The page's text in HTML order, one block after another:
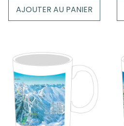
AJOUTER AU PANIER